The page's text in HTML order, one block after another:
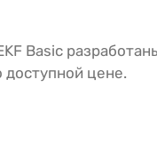
Basic
цене.